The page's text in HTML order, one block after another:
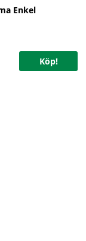
Enkel
Köp!